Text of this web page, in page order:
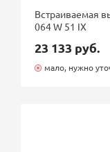
Встраиваемая
064 W 51 IX
23 133 руб.
мало, нужно